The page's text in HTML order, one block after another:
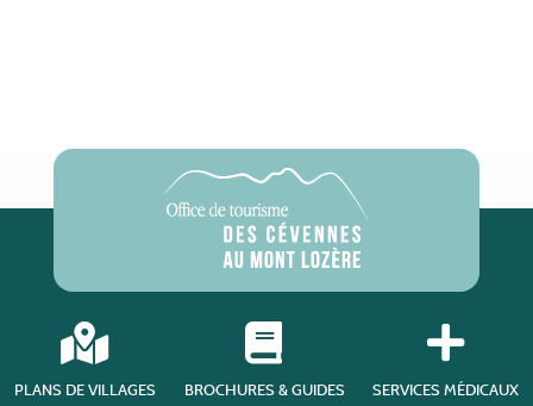
PLANS DE VILLAGES BROCHURES & GUIDES SERVICES MÉDICAUX